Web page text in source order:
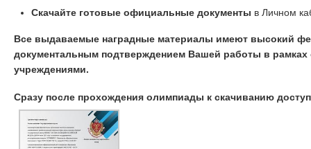
Скачайте готовые официальные документы в Личном
Все выдаваемые наградные материалы имеют высокий
документальным подтверждением Вашей работы в рамках
учреждениями.
Сразу после прохождения олимпиады к скачиванию